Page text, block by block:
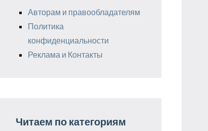
Авторам и правообладателям
Политика
конфиденциальности
Реклама и Контакты
Читаем по категориям